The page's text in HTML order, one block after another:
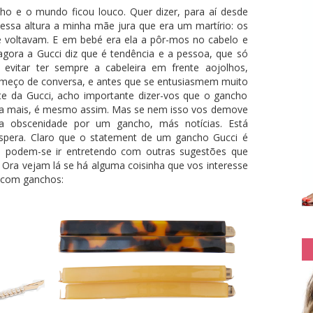
e o mundo ficou louco. Quer dizer, para aí desde
altura a minha mãe jura que era um martírio: os
E em bebé era ela a pôr-mos no cabelo e
a Gucci diz que é tendência e a pessoa, que só
ter sempre a cabeleira em frente aojolhos,
de conversa, e antes que se entusiasmem muito
da Gucci, acho importante dizer-vos que o gancho
é mesmo assim. Mas se nem isso vos demove
por um gancho, más notícias. Está
Claro que o statement de um gancho Gucci é
se ir entretendo com outras sugestões que
vejam lá se há alguma coisinha que vos interesse
ganchos: